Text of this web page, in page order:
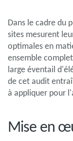
Dans le cadre du
sites mesurent
optimales en
ensemble
large éventail
de cet audit
à appliquer pour
Mise en